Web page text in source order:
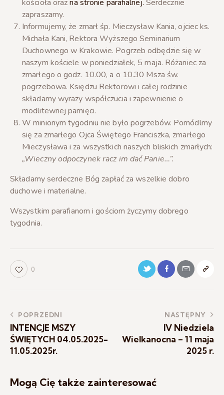
kościoła orazna stronie parafialnej. Serdecznie
zapraszamy.
Informujemy, że zmarł śp. Mieczysław Kania, ojciec ks.
Michała Kani, Rektora Wyższego Seminarium
Duchownego w Krakowie. Pogrzeb odbędzie się w
naszym kościele w poniedziałek, 5 maja. Różaniec za
zmarłego o godz. 10.00, a o 10.30 Msza św.
pogrzebowa. Księdzu Rektorowi i całej rodzinie
składamy wyrazy współczucia i zapewnienie o
modlitewnej pamięci.
W minionym tygodniu nie było pogrzebów. Pomódlmy
się za zmarłego Ojca Świętego Franciszka, zmarłego
Mieczysława i za wszystkich naszych bliskich zmarłych:
„Wieczny odpoczynek racz im dać Panie…”.
Składamy serdeczne Bóg zapłać za wszelkie dobro
duchowe i materialne.
Wszystkim parafianom i gościom życzymy dobrego
tygodnia.
0
POPRZEDNI
INTENCJE MSZY
ŚWIĘTYCH 04.05.2025-
11.05.2025r.
NASTĘPNY
IV Niedziela
Wielkanocna – 11 maja
2025 r.
Mogą Cię także zainteresować